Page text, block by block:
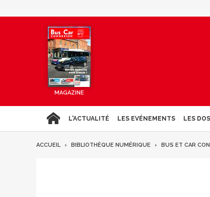
MAGAZINE
L'ACTUALITÉ LES EVÉNEMENTS LES
ACCUEIL BIBLIOTHÈQUE NUMÉRIQUE BUS ET CAR